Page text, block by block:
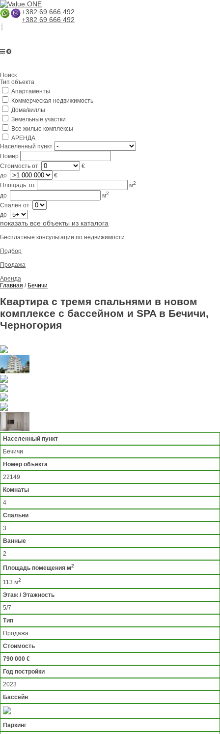
+382 69 666 492
+382 69 666 492
Lifestyle
Контакты
Поиск
Тип объекта
Апартаменты
Коммерческая недвижимость
Дома/виллы
Земельные участки
Все жилые комплексы
АРЕНДА
Населенный пункт
Номер
Стоимость от
€
до
€
Площадь: от м2
до м2
Спален от
до
показать все объекты из каталога
Бесплатные консультации по недвижимости
Подбор
Продажа
Аренда
Главная / Бечичи
Квартира с тремя спальнями в новом
комплексе с бассейном и SPA в Бечичи,
Черногория
Населенный пункт
Бечичи
Номер объекта
22149
Комнаты
4
Спальни
3
Ванные
2
Площадь помещения м2
113 м2
Этаж / Этажность
5/7
Тип
Продажа
Стоимость
790 000 €
Год постройки
2023
Бассейн
Паркинг